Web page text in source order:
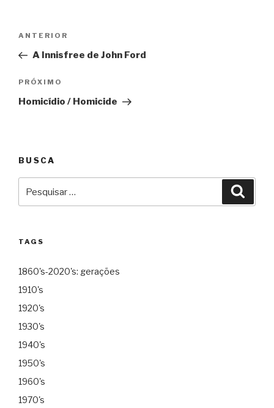
Post
Anterior
ANTERIOR
A Innisfree de John Ford
Próximo
PRÓXIMO
Homicídio / Homicide
BUSCA
TAGS
1860's-2020's: gerações
1910's
1920's
1930's
1940's
1950's
1960's
1970's